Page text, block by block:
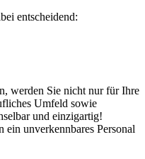
entscheidend:
werden Sie nicht nur für Ihre
Umfeld sowie
und einzigartig!
unverkennbares Personal